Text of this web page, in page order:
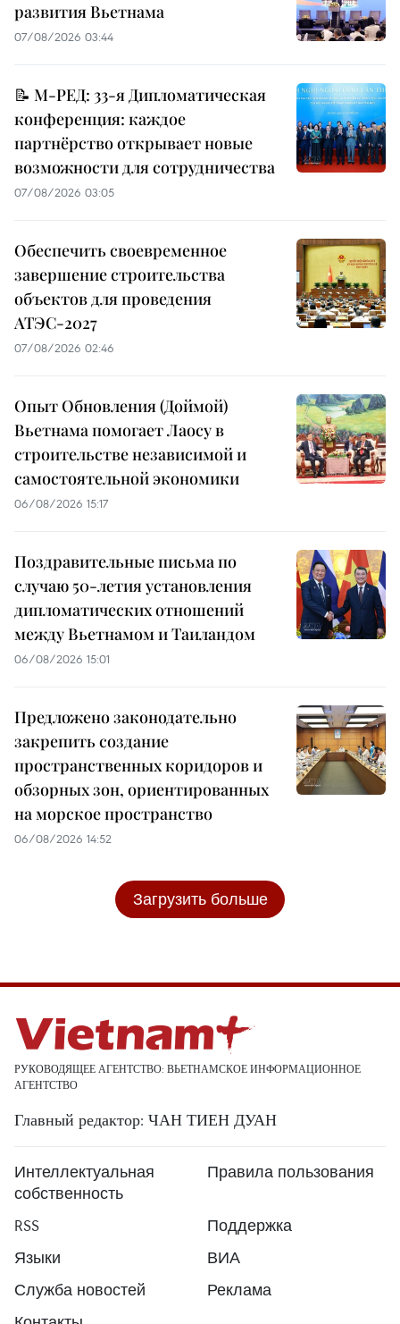
развития Вьетнама
07/08/2026 03:44
📝 М-РЕД: 33-я Дипломатическая
конференция: каждое
партнёрство открывает новые
возможности для сотрудничества
07/08/2026 03:05
Обеспечить своевременное
завершение строительства
объектов для проведения
АТЭС-2027
07/08/2026 02:46
Опыт Обновления (Доймой)
Вьетнама помогает Лаосу в
строительстве независимой и
самостоятельной экономики
06/08/2026 15:17
Поздравительные письма по
случаю 50-летия установления
дипломатических отношений
между Вьетнамом и Таиландом
06/08/2026 15:01
Предложено законодательно
закрепить создание
пространственных коридоров и
обзорных зон, ориентированных
на морское пространство
06/08/2026 14:52
Загрузить больше
РУКОВОДЯЩЕЕ АГЕНТСТВО: ВЬЕТНАМСКОЕ ИНФОРМАЦИОННОЕ
АГЕНТСТВО
Главный редактор: ЧАН ТИЕН ДУАН
Интеллектуальная
собственность
Правила пользования
RSS
Поддержка
Языки
ВИА
Служба новостей
Реклама